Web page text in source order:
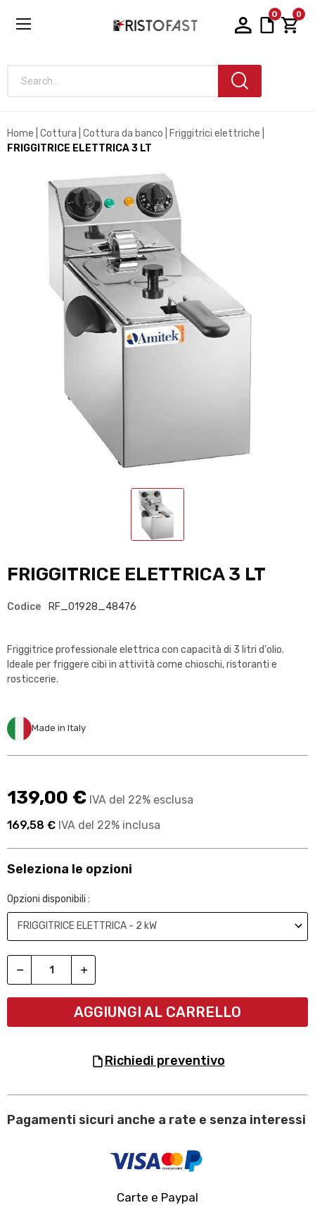
0 0
Search...
Home Cottura Cottura da banco
Friggitrici elettriche
FRIGGITRICE ELETTRICA 3 LT
FRIGGITRICE ELETTRICA 3 LT
Codice RF_01928_48476
Friggitrice professionale elettrica con capacità di 3 litri d'olio.
Ideale per friggere cibi in attività come chioschi, ristoranti e
rosticcerie.
Made in Italy
139,00 € IVA del 22% esclusa
169,58 € IVA del 22% inclusa
Seleziona le opzioni
Opzioni disponibili :
AGGIUNGI AL CARRELLO
richiedi preventivo
Pagamenti sicuri anche a rate e senza interessi
Carte e Paypal